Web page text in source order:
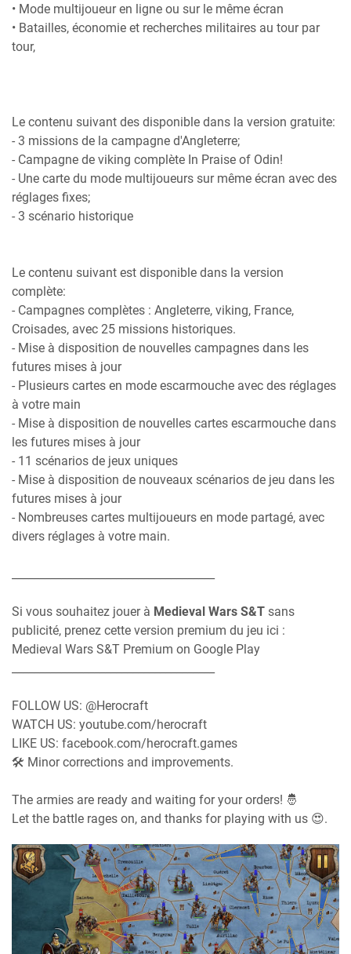
• Mode multijoueur en ligne ou sur le même écran
• Batailles, économie et recherches militaires au tour par
tour,
Le contenu suivant des disponible dans la version gratuite:
- 3 missions de la campagne d'Angleterre;
- Campagne de viking complète In Praise of Odin!
- Une carte du mode multijoueurs sur même écran avec des
réglages fixes;
- 3 scénario historique
Le contenu suivant est disponible dans la version
complète:
- Campagnes complètes : Angleterre, viking, France,
Croisades, avec 25 missions historiques.
- Mise à disposition de nouvelles campagnes dans les
futures mises à jour
- Plusieurs cartes en mode escarmouche avec des réglages
à votre main
- Mise à disposition de nouvelles cartes escarmouche dans
les futures mises à jour
- 11 scénarios de jeux uniques
- Mise à disposition de nouveaux scénarios de jeu dans les
futures mises à jour
- Nombreuses cartes multijoueurs en mode partagé, avec
divers réglages à votre main.
Si vous souhaitez jouer à Medieval Wars S&T sans
publicité, prenez cette version premium du jeu ici :
Medieval Wars S&T Premium on Google Play
FOLLOW US: @Herocraft
WATCH US: youtube.com/herocraft
LIKE US: facebook.com/herocraft.games
🛠 Minor corrections and improvements.
The armies are ready and waiting for your orders! 🤴
Let the battle rages on, and thanks for playing with us 😍.